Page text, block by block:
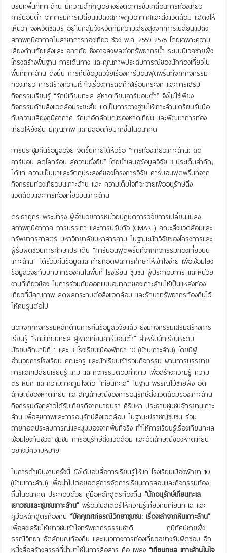
บริบทพื้นที่เกาะล้าน มีความสำคัญอย่างยิ่งต่อการขับเคลื่อนการท่องเที่ยว
คาร์บอนต่ำ จากกรมการเปลี่ยนแปลงสภาพภูมิอากาศและสิ่งแวดล้อม แสดงให้
เห็นว่า จังหวัดชลบุรี อยู่ในกลุ่มจังหวัดที่มีความเสี่ยงสูงจากการเปลี่ยนแปลง
สภาพภูมิอากาศในสาขาการท่องเที่ยว ช่วง พ.ศ. 2559–2578 โดยเฉพาะความ
เสี่ยงด้านภัยแล้งและ อุทกภัย ซึ่งอาจส่งผลต่อทรัพยากรน้ำ ระบบนิเวศชายฝั่ง
โครงสร้างพื้นฐาน การเดินทาง และคุณภาพประสบการณ์ของนักท่องเที่ยวใน
พื้นที่เกาะล้าน ดังนั้น การคืนข้อมูลวิจัยเรื่องคาร์บอนฟุตพริ้นท์จากกิจกรรม
ท่องเที่ยว การสร้างความเข้าใจเรื่องการลดก๊าซเรือนกระจก และการเสริม
กิจกรรมเรียนรู้ “รักษ์เทียนทะเล สู่หาดเทียนคาร์บอนต่ำ” จึงไม่ใช่เพียง
กิจกรรมด้านสิ่งแวดล้อมระยะสั้น แต่เป็นการวางฐานให้เกาะล้านเตรียมรับมือ
กับความเสี่ยงภูมิอากาศ รักษาอัตลักษณ์ของหาดเทียน และพัฒนาการท่อง
เที่ยวให้ยั่งยืน มีคุณภาพ และปลอดภัยมากขึ้นในอนาคต
การประชุมคืนข้อมูลวิจัย จัดขึ้นภายใต้หัวข้อ “การท่องเที่ยวเกาะล้าน: ลด
คาร์บอน ลดโลกร้อน สู่ความยั่งยืน” โดยนำเสนอข้อมูลวิจัย 3 ประเด็นสำคัญ
ได้แก่ ความเป็นมาและวัตถุประสงค์ของโครงการวิจัย คาร์บอนฟุตพริ้นท์จาก
กิจกรรมท่องเที่ยวบนเกาะล้าน และ ความเต็มใจที่จะจ่ายเพื่ออนุรักษ์สิ่ง
แวดล้อมและการท่องเที่ยวบนเกาะล้าน
ดร.ธายุกร พระบำรุง ผู้อำนวยการหน่วยปฏิบัติการวิจัยการเปลี่ยนแปลง
สภาพภูมิอากาศ การบรรเทา และการปรับตัว (CMARE) คณะสิ่งแวดล้อมและ
ทรัพยากรศาสตร์ มหาวิทยาลัยมหาสารคาม ในฐานะนักวิจัยของโครงการและ
ผู้รับผิดชอบการศึกษาประเด็น “คาร์บอนฟุตพริ้นท์จากกิจกรรมท่องเที่ยวบน
เกาะล้าน” ได้ร่วมคืนข้อมูลและถ่ายทอดผลการศึกษาให้เข้าใจง่าย เพื่อเชื่อมโยง
ข้อมูลวิจัยกับบทบาทของคนในพื้นที่ โรงเรียน ชุมชน ผู้ประกอบการ และหน่วย
งานที่เกี่ยวข้อง ในการร่วมกันออกแบบอนาคตของเกาะล้านให้เป็นแหล่งท่อง
เที่ยวที่มีคุณภาพ ลดผลกระทบต่อสิ่งแวดล้อม และรักษาทรัพยากรท้องถิ่นไว้
ให้คนรุ่นต่อไป
นอกจากกิจกรรมหลักด้านการคืนข้อมูลวิจัยแล้ว ยังมีกิจกรรมเสริมสร้างการ
เรียนรู้ “รักษ์เทียนทะเล สู่หาดเทียนคาร์บอนต่ำ” สำหรับนักเรียนระดับ
มัธยมศึกษาปีที่ 1 และ 3 โรงเรียนเมืองพัทยา 10 (บ้านเกาะล้าน) โดยมีผู้
อำนวยการโรงเรียน คณะครู และนักเรียนเข้าร่วมกิจกรรม ผ่านการบรรยาย
การแลกเปลี่ยนเรียนรู้ เกม และกิจกรรมตอบคำถาม เพื่อสร้างความรู้ ความ
ตระหนัก และความภาคภูมิใจต่อ “เทียนทะเล” ในฐานะพรรณไม้ชายฝั่ง อัต
ลักษณ์ของหาดเทียน และสัญลักษณ์ของการอนุรักษ์สิ่งแวดล้อมของเกาะล้าน
กิจกรรมดังกล่าวได้รับเกียรติจากนายนรา ศิริมหา ประธานชุมชนจักรยานเกาะ
ล้าน เพื่อสุขภาพและการอนุรักษ์สิ่งแวดล้อม ในฐานะปราชญ์ชุมชน ร่วม
ถ่ายทอดประสบการณ์และมุมมองจากพื้นที่จริง ทำให้การเรียนรู้เรื่องเทียนทะเล
เชื่อมโยงกับชีวิต ชุมชน การอนุรักษ์สิ่งแวดล้อม และอัตลักษณ์ของหาดเทียน
อย่างมีความหมาย
ในการดำเนินงานครั้งนี้ ยังได้มอบสื่อการเรียนรู้ให้แก่ โรงเรียนเมืองพัทยา 10
(บ้านเกาะล้าน) เพื่อนำไปต่อยอดสู่การจัดการเรียนการสอนและกิจกรรมท้อง
ถิ่นในอนาคต ประกอบด้วย คู่มือหลักสูตรท้องถิ่น “นักอนุรักษ์เทียนทะเล
เยาวชนและชุมชนเกาะล้าน” พร้อมโปสเตอร์ให้ความรู้เกี่ยวกับเทียนทะเล และ
คู่มือหลักสูตรท้องถิ่น “มัคคุเทศก์ธรณีวิทยาชุมชน: เรื่องเล่าจากหินเกาะล้าน”
เพื่อส่งเสริมให้เยาวชนเข้าใจทรัพยากรธรรมชาติ ภูมิทัศน์ชายฝั่ง
ธรณีวิทยา อัตลักษณ์ท้องถิ่น และแนวทางการท่องเที่ยวอย่างรับผิดชอบ อีก
หนึ่งสื่อสร้างสรรค์ที่นำมาใช้ในการสื่อสาร คือ เพลง “เทียนทะเล เกาะล้านในใจ